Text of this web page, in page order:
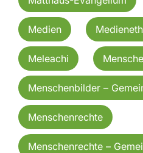
Medien
Meleachi
Menschenbilder –
Menschenrechte
Menschenrechte –